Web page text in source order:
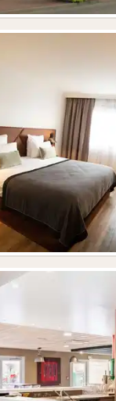
Vorheriges Bild
Vorheriges Bild